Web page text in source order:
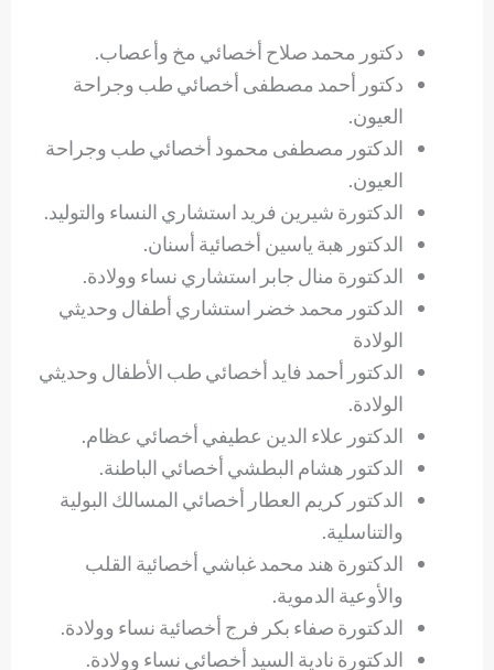
دكتور محمد صلاح أخصائي مخ وأعصاب.
دكتور أحمد مصطفى أخصائي طب وجراحة
العيون.
الدكتور مصطفى محمود أخصائي طب وجراحة
العيون.
الدكتورة شيرين فريد استشاري النساء والتوليد.
الدكتور هبة ياسين أخصائية أسنان.
الدكتورة منال جابر استشاري نساء وولادة.
الدكتور محمد خضر استشاري أطفال وحديثي
الولادة
الدكتور أحمد فايد أخصائي طب الأطفال وحديثي
الولادة.
الدكتور علاء الدين عطيفي أخصائي عظام.
الدكتور هشام البطشي أخصائي الباطنة.
الدكتور كريم العطار أخصائي المسالك البولية
والتناسلية.
الدكتورة هند محمد غباشي أخصائية القلب
والأوعية الدموية.
الدكتورة صفاء بكر فرج أخصائية نساء وولادة.
الدكتورة نادية السيد أخصائي نساء وولادة.